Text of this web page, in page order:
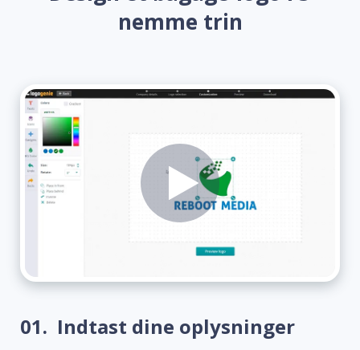
nemme trin
01. Indtast dine oplysninger